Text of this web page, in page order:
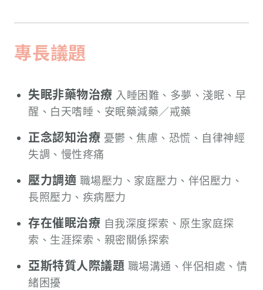
專長議題
失眠非藥物治療 入睡困難、多夢、淺眠、早
醒、白天嗜睡、安眠藥減藥／戒藥
正念認知治療 憂鬱、焦慮、恐慌、自律神經
失調、慢性疼痛
壓力調適 職場壓力、家庭壓力、伴侶壓力、
長照壓力、疾病壓力
存在催眠治療 自我深度探索、原生家庭探
索、生涯探索、親密關係探索
亞斯特質人際議題 職場溝通、伴侶相處、情
緒困擾